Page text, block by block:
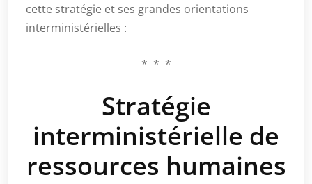
cette stratégie et ses grandes orientations
interministérielles :
* * *
Stratégie
interministérielle de
ressources humaines